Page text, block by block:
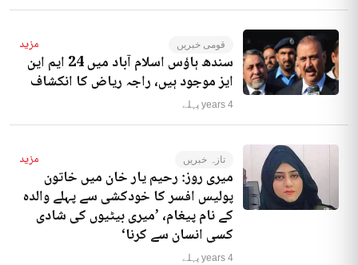
قومی خبریں مزید
سندھ ہاؤس اسلام آباد میں 24 ایم این
ایز موجود ہیں، راجہ ریاض کا انکشاف
4 years پہلے
تازہ خبریں مزید
میری روز: رحیم یار خان میں خاتون
پولیس افسر کا خودکشی سے پہلے والدہ
کے نام پیغام، ’میری بیٹیوں کی شادی
کسی انسان سے کرنا‘
4 years پہلے